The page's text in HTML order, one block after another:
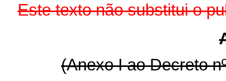
Este texto não substitui o
(Anexo I ao Decreto